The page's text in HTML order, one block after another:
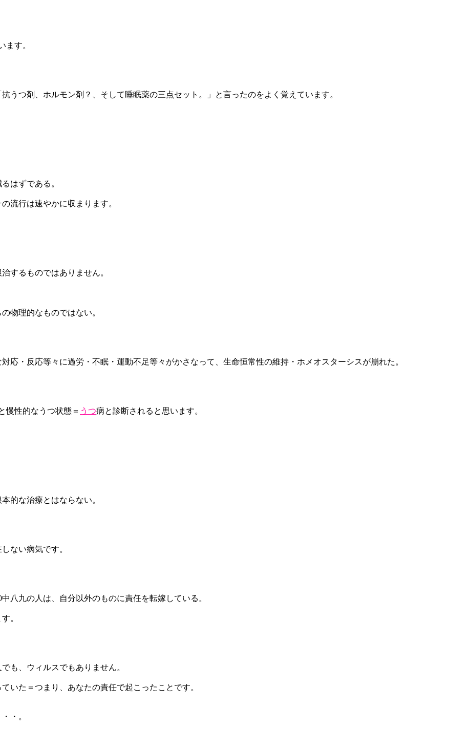
ます。
うつ剤、ホルモン剤？、そして睡眠薬の三点セット。」と言ったのをよく覚えています。
はずである。
流行は速やかに収まります。
するものではありません。
物理的なものではない。
応・反応等々に過労・不眠・運動不足等々がかさなって、生命恒常性の維持・ホメオスターシスが崩れた。
慢性的なうつ状態＝ うつ病と診断されると思います。
的な治療とはならない。
ない病気です。
八九の人は、自分以外のものに責任を転嫁している。
。
も、ウィルスでもありません。
いた＝つまり、あなたの責任で起こったことです。
・。